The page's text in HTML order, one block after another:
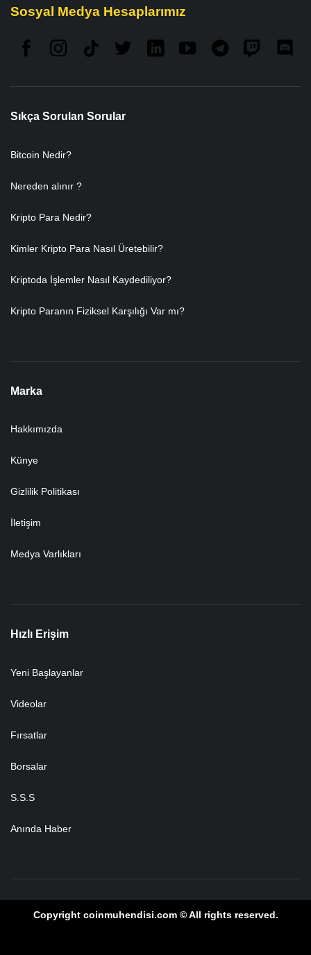
Sosyal Medya Hesaplarımız
Sıkça Sorulan Sorular
Bitcoin Nedir?
Nereden alınır ?
Kripto Para Nedir?
Kimler Kripto Para Nasıl Üretebilir?
Kriptoda İşlemler Nasıl Kaydediliyor?
Kripto Paranın Fiziksel Karşılığı Var mı?
Marka
Hakkımızda
Künye
Gizlilik Politikası
İletişim
Medya Varlıkları
Hızlı Erişim
Yeni Başlayanlar
Videolar
Fırsatlar
Borsalar
S.S.S
Anında Haber
Copyright coinmuhendisi.com © All rights reserved.